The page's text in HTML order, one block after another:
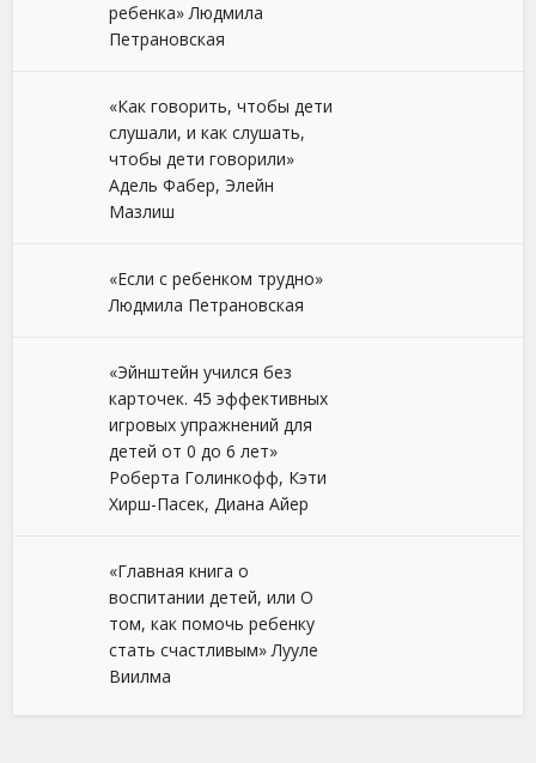
ребенка» Людмила
Петрановская
«Как говорить, чтобы дети
слушали, и как слушать,
чтобы дети говорили»
Адель Фабер, Элейн
Мазлиш
«Если с ребенком трудно»
Людмила Петрановская
«Эйнштейн учился без
карточек. 45 эффективных
игровых упражнений для
детей от 0 до 6 лет»
Роберта Голинкофф, Кэти
Хирш-Пасек, Диана Айер
«Главная книга о
воспитании детей, или О
том, как помочь ребенку
стать счастливым» Лууле
Виилма